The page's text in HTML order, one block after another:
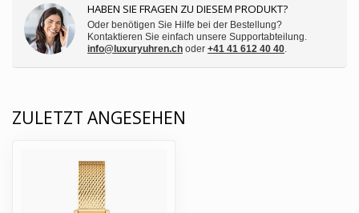
HABEN SIE FRAGEN ZU DIESEM PRODUKT?
Oder benötigen Sie Hilfe bei der Bestellung?
Kontaktieren Sie einfach unsere Supportabteilung.
info@luxuryuhren.ch oder +41 41 612 40 40
ZULETZT ANGESEHEN